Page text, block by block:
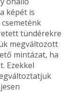
képét is
tündérekre
megvál­tozott
mintázat, ha
Ezekkel